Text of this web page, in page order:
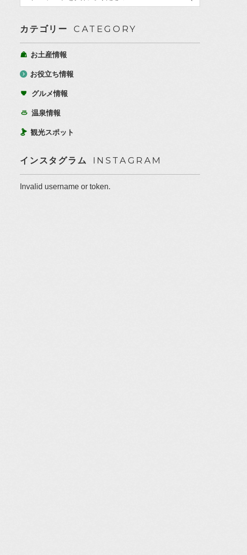
カテゴリー CATEGORY
お土産情報
お役立ち情報
グルメ情報
温泉情報
観光スポット
インスタグラム INSTAGRAM
Invalid username or token.